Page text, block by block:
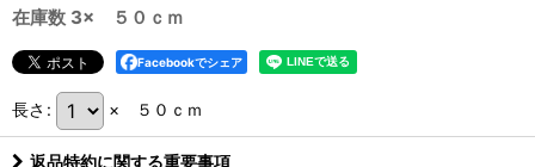
在庫数 3× ５０ｃｍ
Facebookでシェア
長さ : × ５０ｃｍ
返品特約に関する重要事項